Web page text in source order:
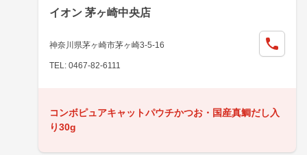
イオン 茅ヶ崎中央店
神奈川県茅ヶ崎市茅ヶ崎3-5-16
TEL: 0467-82-6111
コンボピュアキャットパウチかつお・国産真鯛だし入
り30g